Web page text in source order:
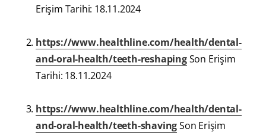
Erişim Tarihi: 18.11.2024
https://www.healthline.com/health/dental-
and-oral-health/teeth-reshapingSon Erişim
Tarihi: 18.11.2024
https://www.healthline.com/health/dental-
and-oral-health/teeth-shavingSon Erişim